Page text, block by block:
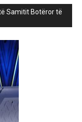
Samitit Botëror të